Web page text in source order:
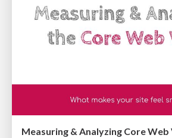
Measuring & Analyzing Core Web